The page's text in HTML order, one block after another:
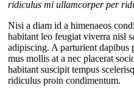
ridiculus mi ullamcorper per
Nisi a diam id a himenaeos
habitant leo feugiat viverra nisl
adipiscing. A parturient dapibus
mus mollis at a nec placerat
habitant suscipit tempus
ridiculus proin condimentum.